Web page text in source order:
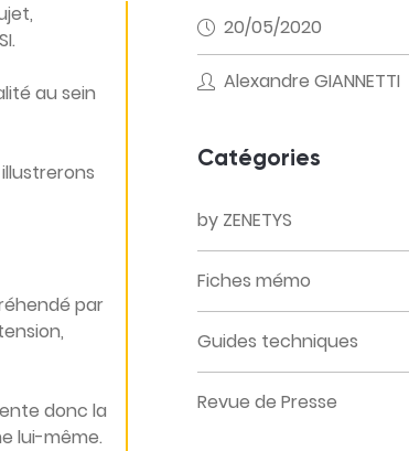
au sein
par
donc la
lui-même.
20/05/2020
Alexandre GIANNETTI
Catégories
by ZENETYS
Fiches mémo
Guides techniques
Revue de Presse